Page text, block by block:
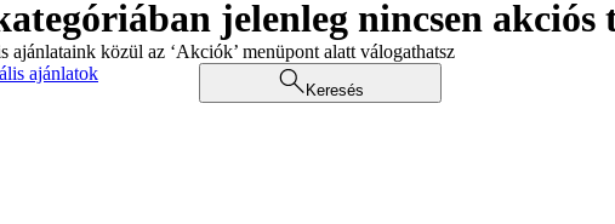
jelenleg nincsen akciós
ajánlataink közül az ‘Akciók’ menüpont alatt válogathatsz
ajánlatok
Keresés